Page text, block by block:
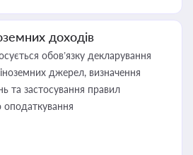
доходів
обов’язку декларування
джерел, визначення
та застосування правил
оподаткування